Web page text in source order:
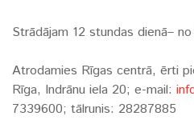
Strādājam 12 stundas dienā–
Atrodamies Rīgas centrā, ērti
Rīga, Indrānu iela 20; e-mail:
7339600; tālrunis: 28287885